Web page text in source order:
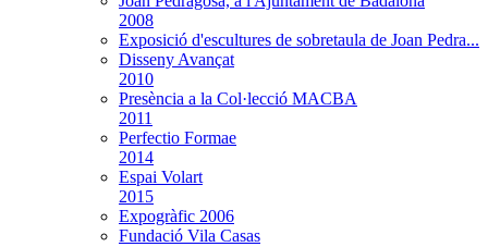
2008
Exposició d'escultures de sobretaula de Joan Pedra...
Disseny Avançat
2010
Presència a la Col·lecció MACBA
2011
Perfectio Formae
2014
Espai Volart
2015
Expogràfic 2006
Fundació Vila Casas